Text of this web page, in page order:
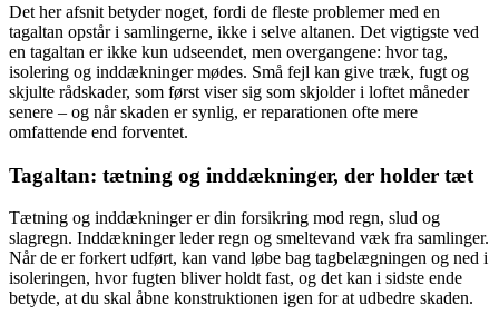
Det her afsnit betyder noget, fordi de fleste problemer med en
tagaltan opstår i samlingerne, ikke i selve altanen. Det vigtigste ved
en tagaltan er ikke kun udseendet, men overgangene: hvor tag,
isolering og inddækninger mødes. Små fejl kan give træk, fugt og
skjulte rådskader, som først viser sig som skjolder i loftet måneder
senere – og når skaden er synlig, er reparationen ofte mere
omfattende end forventet.
Tagaltan: tætning og inddækninger, der holder tæt
Tætning og inddækninger er din forsikring mod regn, slud og
slagregn. Inddækninger leder regn og smeltevand væk fra samlinger.
Når de er forkert udført, kan vand løbe bag tagbelægningen og ned i
isoleringen, hvor fugten bliver holdt fast, og det kan i sidste ende
betyde, at du skal åbne konstruktionen igen for at udbedre skaden.